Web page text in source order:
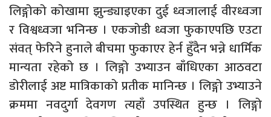
लिङ्गोको कोखामा झुन्ड्याइएका दुई ध्वजालाई वीरध्वजा
र विश्वध्वजा भनिन्छ । एकजोडी ध्वजा फुकाएपछि एउटा
संवत् फेरिने हुनाले बीचमा फुकाएर हेर्न हुँदैन भन्ने धार्मिक
मान्यता रहेको छ । लिङ्गो उभ्याउन बाँधिएका आठवटा
डोरीलाई अष्ट मात्रिकाको प्रतीक मानिन्छ । लिङ्गो उभ्याउने
क्रममा नवदुर्गा देवगण त्यहाँ उपस्थित हुन्छ । लिङ्गो